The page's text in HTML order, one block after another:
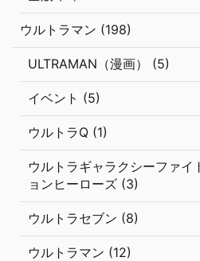
ウルトラマン (198)
ULTRAMAN（漫画） (5)
イベント (5)
ウルトラQ (1)
ウルトラギャラクシーファイ
ョンヒーローズ (3)
ウルトラセブン (8)
ウルトラマン (12)